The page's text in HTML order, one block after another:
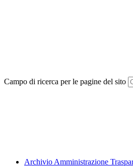
Campo di ricerca per le pagine del sito
Archivio Amministrazione